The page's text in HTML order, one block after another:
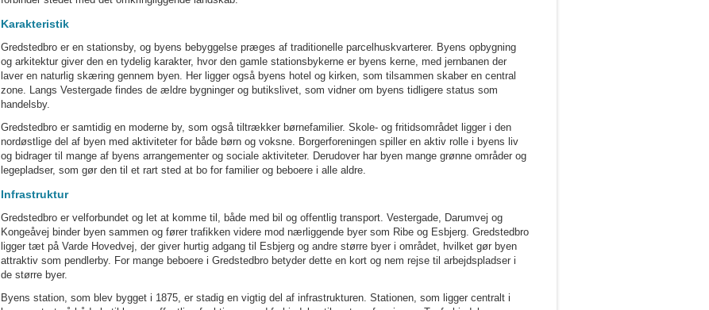
Karakteristik
Gredstedbro er en stationsby, og byens bebyggelse præges af traditionelle parcelhuskvarterer. Byens opbygning
og arkitektur giver den en tydelig karakter, hvor den gamle stationsbykerne er byens kerne, med jernbanen der
laver en naturlig skæring gennem byen. Her ligger også byens hotel og kirken, som tilsammen skaber en central
zone. Langs Vestergade findes de ældre bygninger og butikslivet, som vidner om byens tidligere status som
handelsby.
Gredstedbro er samtidig en moderne by, som også tiltrækker børnefamilier. Skole- og fritidsområdet ligger i den
nordøstlige del af byen med aktiviteter for både børn og voksne. Borgerforeningen spiller en aktiv rolle i byens liv
og bidrager til mange af byens arrangementer og sociale aktiviteter. Derudover har byen mange grønne områder og
legepladser, som gør den til et rart sted at bo for familier og beboere i alle aldre.
Infrastruktur
Gredstedbro er velforbundet og let at komme til, både med bil og offentlig transport. Vestergade, Darumvej og
Kongeåvej binder byen sammen og fører trafikken videre mod nærliggende byer som Ribe og Esbjerg. Gredstedbro
ligger tæt på Varde Hovedvej, der giver hurtig adgang til Esbjerg og andre større byer i området, hvilket gør byen
attraktiv som pendlerby. For mange beboere i Gredstedbro betyder dette en kort og nem rejse til arbejdspladser i
de større byer.
Byens station, som blev bygget i 1875, er stadig en vigtig del af infrastrukturen. Stationen, som ligger centralt i